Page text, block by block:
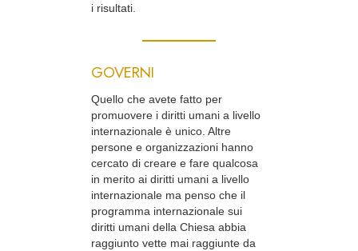
i risultati.
GOVERNI
Quello che avete fatto per
promuovere i diritti umani a livello
internazionale è unico. Altre
persone e organizzazioni hanno
cercato di creare e fare qualcosa
in merito ai diritti umani a livello
internazionale ma penso che il
programma internazionale sui
diritti umani della Chiesa abbia
raggiunto vette mai raggiunte da